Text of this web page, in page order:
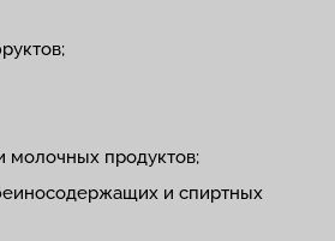
молочных продуктов;
и спиртных